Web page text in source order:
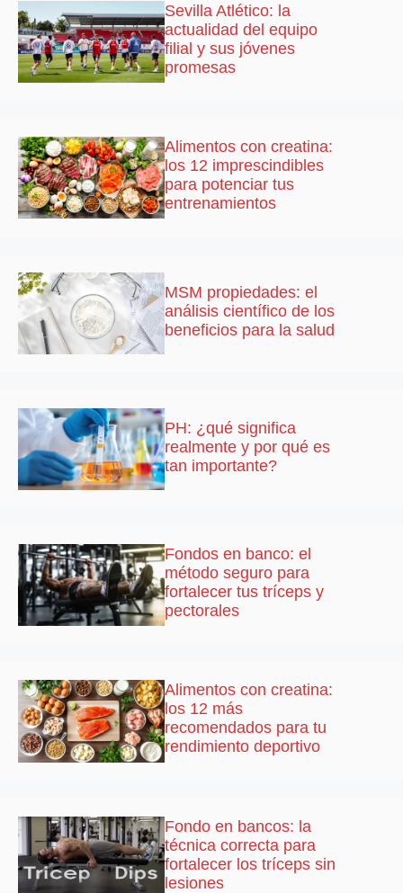
Sevilla Atlético: la
actualidad del equipo
filial y sus jóvenes
promesas
Alimentos con creatina:
los 12 imprescindibles
para potenciar tus
entrenamientos
MSM propiedades: el
análisis científico de los
beneficios para la salud
PH: ¿qué significa
realmente y por qué es
tan importante?
Fondos en banco: el
método seguro para
fortalecer tus tríceps y
pectorales
Alimentos con creatina:
los 12 más
recomendados para tu
rendimiento deportivo
Fondo en bancos: la
técnica correcta para
fortalecer los tríceps sin
lesiones